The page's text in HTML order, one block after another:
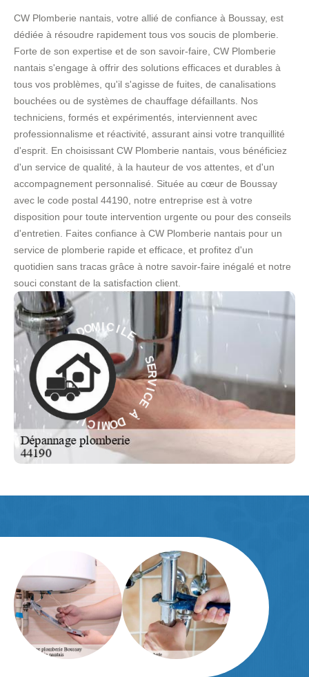
CW Plomberie nantais, votre allié de confiance à Boussay, est
dédiée à résoudre rapidement tous vos soucis de plomberie.
Forte de son expertise et de son savoir-faire, CW Plomberie
nantais s'engage à offrir des solutions efficaces et durables à
tous vos problèmes, qu'il s'agisse de fuites, de canalisations
bouchées ou de systèmes de chauffage défaillants. Nos
techniciens, formés et expérimentés, interviennent avec
professionnalisme et réactivité, assurant ainsi votre tranquillité
d'esprit. En choisissant CW Plomberie nantais, vous bénéficiez
d'un service de qualité, à la hauteur de vos attentes, et d'un
accompagnement personnalisé. Située au cœur de Boussay
avec le code postal 44190, notre entreprise est à votre
disposition pour toute intervention urgente ou pour des conseils
d'entretien. Faites confiance à CW Plomberie nantais pour un
service de plomberie rapide et efficace, et profitez d'un
quotidien sans tracas grâce à notre savoir-faire inégalé et notre
souci constant de la satisfaction client.
S
E
R
V
I
E
À
DO
MICIL E -
S
E
R
V
I
C
E
À
D
O
M
I
C
I
L
E
-